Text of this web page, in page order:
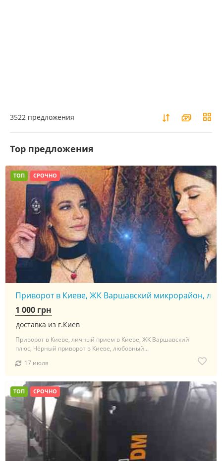
3522 предложения
Top предложения
ТОП СРОЧНО
Приворот в Киеве, ЖК Варшавский микрорайон,
доставка из г.Киев
1 000 грн
Приворот в Киеве, личный прием в Киеве, ЖК Варшавский
плюс, Чёрный приворот в Киеве, любовный...
17 июля
ТОП СРОЧНО